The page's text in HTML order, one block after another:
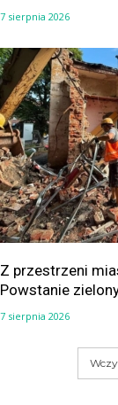
7 sierpnia 2026
Z przestrzeni
Powstanie
7 sierpnia 2026